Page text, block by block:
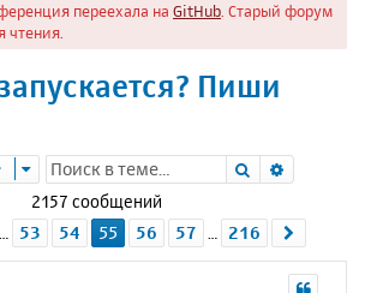
м
переехала на GitHub . Старый форум
чтения.
Пиши
Поиск
2157 сообщений
55из 216
53 54 55 56 57 216